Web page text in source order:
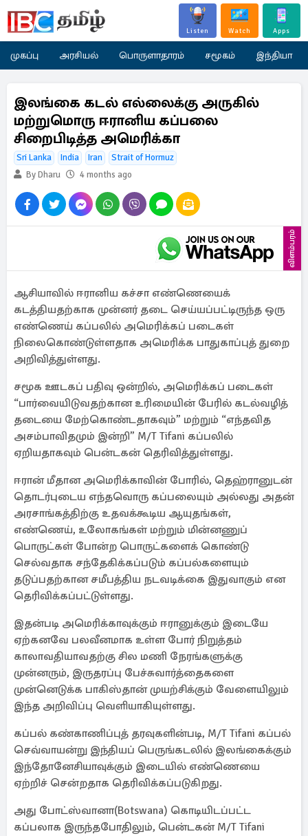
Listen Watch Apps
முகப்பு அரசியல் பொருளாதாரம் சமூகம் இந்தியா
இலங்கை கடல் எல்லைக்கு அருகில்
மற்றுமொரு ஈரானிய கப்பலை
சிறைபிடித்த அமெரிக்கா
Sri Lanka India Iran
Strait of Hormuz
By Dharu
4 months ago
விளம்பரம்
ஆசியாவில் ஈரானிய கச்சா எண்ணெயைக்
கடத்தியதற்காக முன்னர் தடை செய்யப்பட்டிருந்த ஒரு
எண்ணெய் கப்பலில் அமெரிக்கப் படைகள்
நிலைகொண்டுள்ளதாக அமெரிக்க பாதுகாப்புத் துறை
அறிவித்துள்ளது.
சமூக ஊடகப் பதிவு ஒன்றில், அமெரிக்கப் படைகள்
“பார்வையிடுவதற்கான உரிமையின் பேரில் கடல்வழித்
தடையை மேற்கொண்டதாகவும்” மற்றும் “எந்தவித
அசம்பாவிதமும் இன்றி” M/T Tifani கப்பலில்
ஏறியதாகவும் பென்டகன் தெரிவித்துள்ளது.
ஈரான் மீதான அமெரிக்காவின் போரில், தெஹ்ரானுடன்
தொடர்புடைய எந்தவொரு கப்பலையும் அல்லது அதன்
அரசாங்கத்திற்கு உதவக்கூடிய ஆயுதங்கள்,
எண்ணெய், உலோகங்கள் மற்றும் மின்னணுப்
பொருட்கள் போன்ற பொருட்களைக் கொண்டு
செல்வதாக சந்தேகிக்கப்படும் கப்பல்களையும்
தடுப்பதற்கான சமீபத்திய நடவடிக்கை இதுவாகும் என
தெரிவிக்கப்பட்டுள்ளது.
இதன்படி அமெரிக்காவுக்கும் ஈரானுக்கும் இடையே
ஏற்கனவே பலவீனமாக உள்ள போர் நிறுத்தம்
காலாவதியாவதற்கு சில மணி நேரங்களுக்கு
முன்னரும், இருதரப்பு பேச்சுவார்த்தைகளை
முன்னெடுக்க பாகிஸ்தான் முயற்சிக்கும் வேளையிலும்
இந்த அறிவிப்பு வெளியாகியுள்ளது.
கப்பல் கண்காணிப்புத் தரவுகளின்படி, M/T Tifani கப்பல்
செவ்வாயன்று இந்தியப் பெருங்கடலில் இலங்கைக்கும்
இந்தோனேசியாவுக்கும் இடையில் எண்ணெயை
ஏற்றிச் சென்றதாக தெரிவிக்கப்படுகிறது.
அது போட்ஸ்வானா(Botswana) கொடியிடப்பட்ட
கப்பலாக இருந்தபோதிலும், பென்டகன் M/T Tifani